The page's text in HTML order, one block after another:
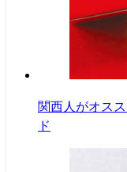
関西人がオス
ド